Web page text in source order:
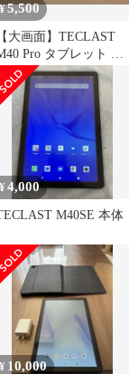
¥5,500
【大画面】TECLAST
Pro タブレット ワ
オーナー品（+オマ
ケ）
¥4,000
M40SE 本体
¥ 10,000